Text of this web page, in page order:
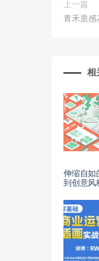
上一篇
青禾质感
相
伸缩自如
到创意风